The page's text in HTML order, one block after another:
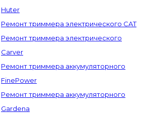
Huter
Ремонт триммера электрического CAT
Ремонт триммера электрического
Carver
Ремонт триммера аккумуляторного
FinePower
Ремонт триммера аккумуляторного
Gardena